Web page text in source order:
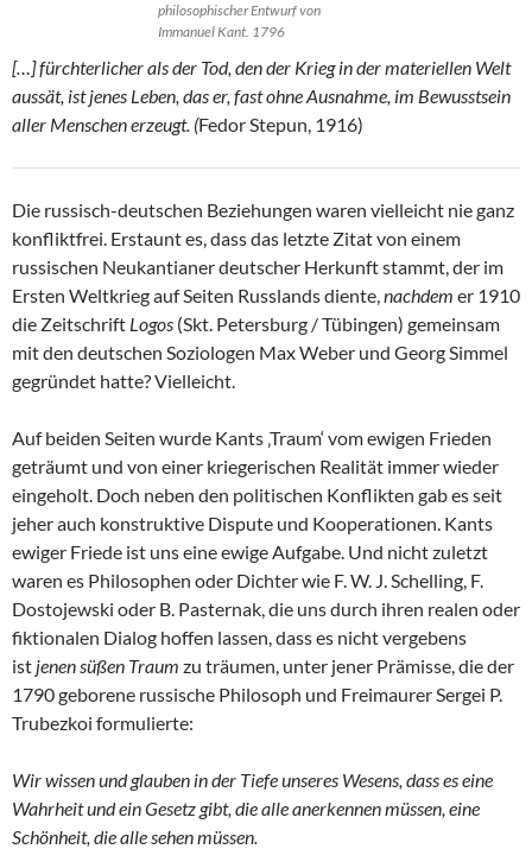
philosophischer Entwurf von
Immanuel Kant. 1796
[…] fürchterlicher als der Tod, den der Krieg in der materiellen Welt
aussät, ist jenes Leben, das er, fast ohne Ausnahme, im Bewusstsein
aller Menschen erzeugt. (Fedor Stepun, 1916)
Die russisch-deutschen Beziehungen waren vielleicht nie ganz
konfliktfrei. Erstaunt es, dass das letzte Zitat von einem
russischen Neukantianer deutscher Herkunft stammt, der im
Ersten Weltkrieg auf Seiten Russlands diente,nachdem er 1910
die Zeitschrift Logos (Skt. Petersburg / Tübingen) gemeinsam
mit den deutschen Soziologen Max Weber und Georg Simmel
gegründet hatte? Vielleicht.
Auf beiden Seiten wurde Kants ‚Traum‘ vom ewigen Frieden
geträumt und von einer kriegerischen Realität immer wieder
eingeholt. Doch neben den politischen Konflikten gab es seit
jeher auch konstruktive Dispute und Kooperationen. Kants
ewiger Friede ist uns eine ewige Aufgabe. Und nicht zuletzt
waren es Philosophen oder Dichter wie F. W. J. Schelling, F.
Dostojewski oder B. Pasternak, die uns durch ihren realen oder
fiktionalen Dialog hoffen lassen, dass es nicht vergebens
ist jenen süßen Traum zu träumen, unter jener Prämisse, die der
1790 geborene russische Philosoph und Freimaurer Sergei P.
Trubezkoi formulierte:
Wir wissen und glauben in der Tiefe unseres Wesens, dass es eine
Wahrheit und ein Gesetz gibt, die alle anerkennen müssen, eine
Schönheit, die alle sehen müssen.